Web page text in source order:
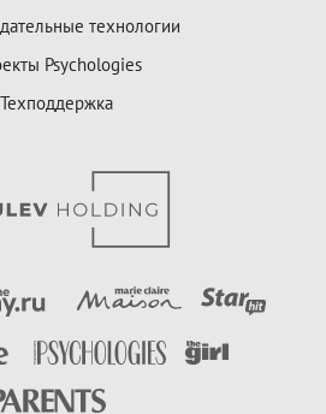
технологии
Psychologies
Техподдержка